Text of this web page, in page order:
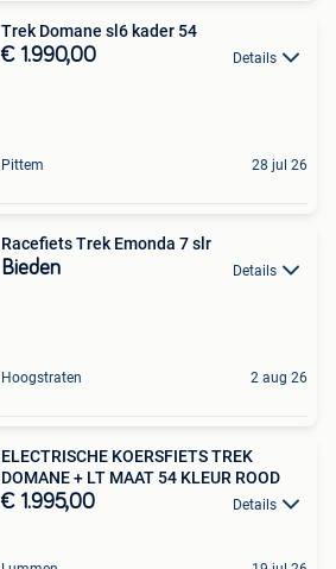
Trek Domane sl6 kader 54
€ 1.990,00 Details
Pittem 28 jul 26
Racefiets Trek Emonda 7 slr
Bieden Details
Hoogstraten 2 aug 26
ELECTRISCHE KOERSFIETS TREK
DOMANE + LT MAAT 54 KLEUR ROOD
€ 1.995,00 Details